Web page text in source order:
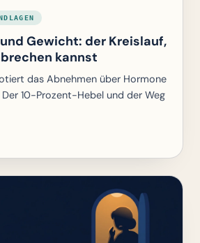
Gewicht: der Kreislauf,
kannst
das Abnehmen über Hormone
10-Prozent-Hebel und der Weg